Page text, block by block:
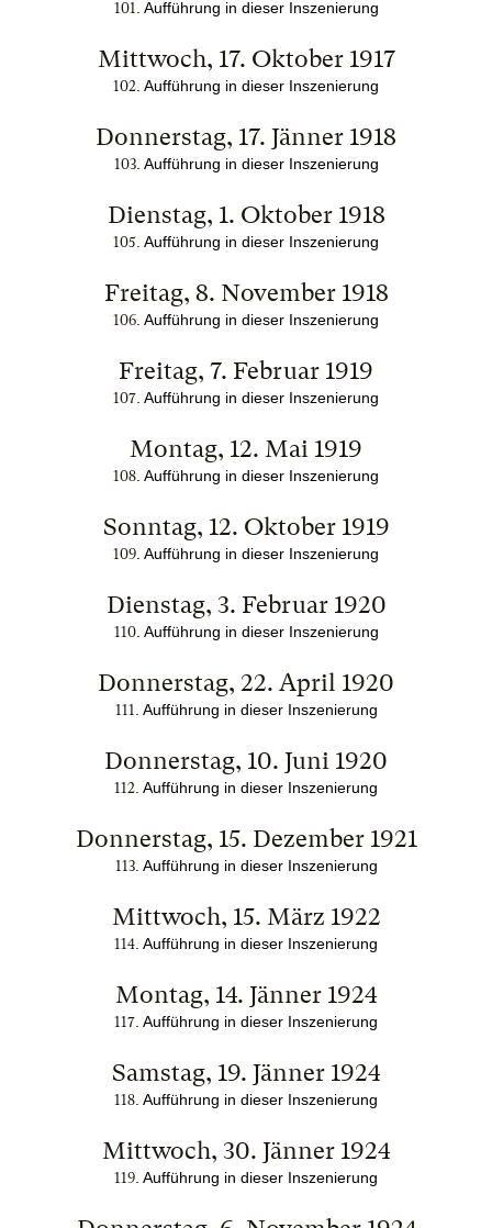
101 . Aufführung in dieser Inszenierung
Mittwoch, 17. Oktober 1917
102 . Aufführung in dieser Inszenierung
Donnerstag, 17. Jänner 1918
103. Aufführung in dieser Inszenierung
Dienstag, 1. Oktober 1918
105 . Aufführung in dieser Inszenierung
Freitag, 8. November 1918
106 . Aufführung in dieser Inszenierung
Freitag, 7. Februar 1919
107 . Aufführung in dieser Inszenierung
Montag, 12. Mai 1919
108 . Aufführung in dieser Inszenierung
Sonntag, 12. Oktober 1919
109 . Aufführung in dieser Inszenierung
Dienstag, 3. Februar 1920
110. Aufführung in dieser Inszenierung
Donnerstag, 22. April 1920
111 . Aufführung in dieser Inszenierung
Donnerstag, 10. Juni 1920
112 . Aufführung in dieser Inszenierung
Donnerstag, 15. Dezember 1921
113. Aufführung in dieser Inszenierung
Mittwoch, 15. März 1922
114 . Aufführung in dieser Inszenierung
Montag, 14. Jänner 1924
117 . Aufführung in dieser Inszenierung
Samstag, 19. Jänner 1924
118 . Aufführung in dieser Inszenierung
Mittwoch, 30. Jänner 1924
119 . Aufführung in dieser Inszenierung